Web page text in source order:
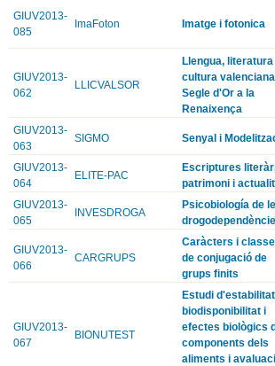
GIUV2013-
085
ImaFoton Imatge i fotonica
GIUV2013-
062
LLICVALSOR
Llengua, literatura
cultura
Segle d'Or a la
Renaixença
GIUV2013-
063
SIGMO Senyal i
GIUV2013-
064
ELITE-PAC
Escriptures
patrimoni i
GIUV2013-
065
INVESDROGA
Psicobiología de
GIUV2013-
066
CARGRUPS
Caràcters i
de conjugació de
grups finits
GIUV2013-
067
BIONUTEST
Estudi
biodisponibilitat i
efectes biològics
components dels
aliments i